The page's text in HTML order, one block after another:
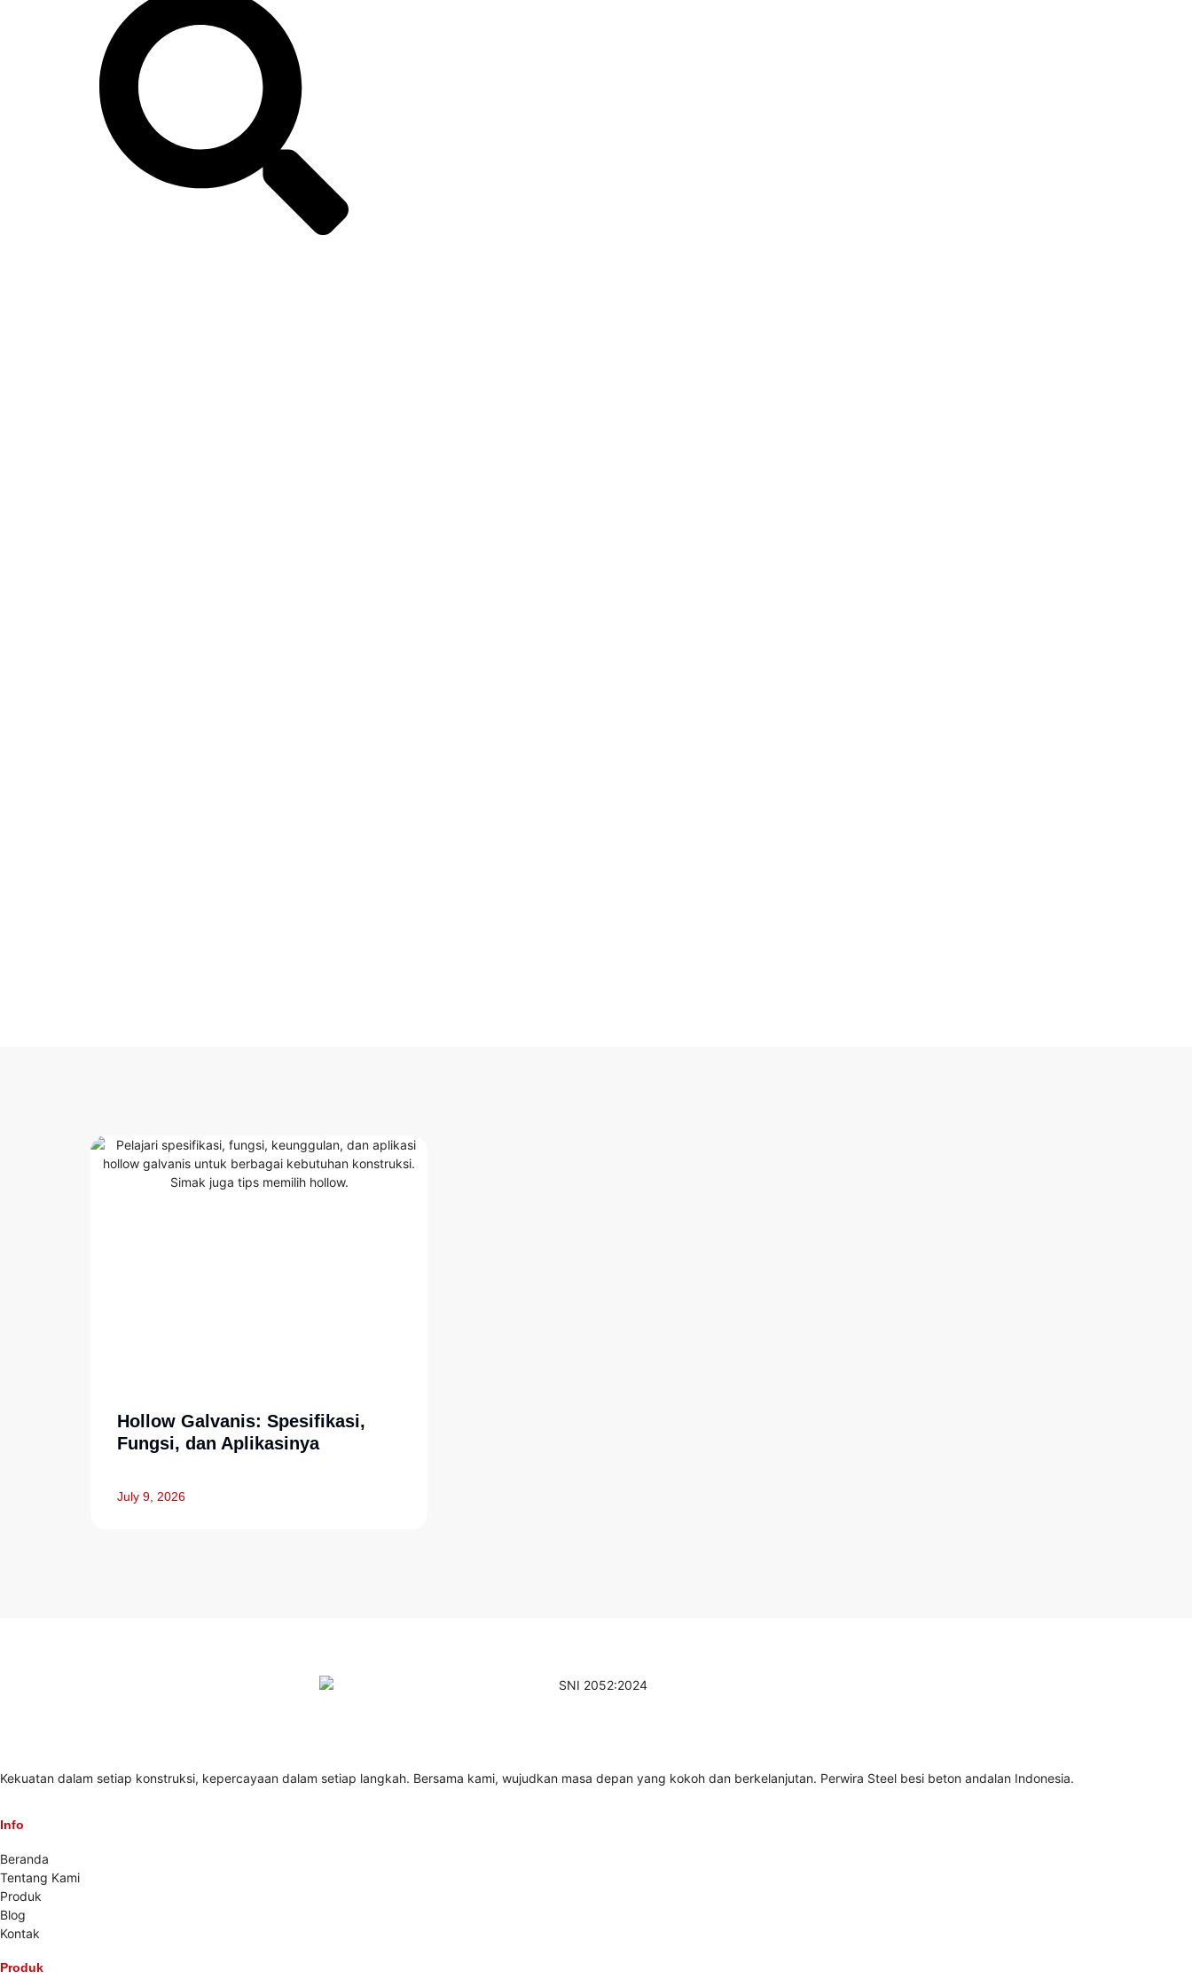
Hollow Galvanis: Spesifikasi,
Fungsi, dan Aplikasinya
July 9, 2026
Kekuatan dalam setiap konstruksi, kepercayaan dalam setiap langkah. Bersama kami, wujudkan masa depan yang kokoh dan berkelanjutan. Perwira Steel besi beton andalan Indonesia.
Info
Beranda
Tentang Kami
Produk
Blog
Kontak
Produk